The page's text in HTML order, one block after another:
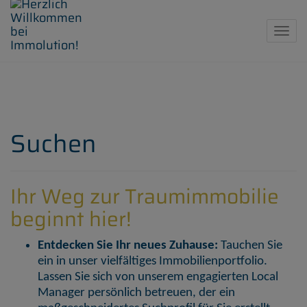
Suchen
Ihr Weg zur Traumimmobilie
beginnt hier!
Entdecken Sie Ihr neues Zuhause: Tauchen Sie
ein in unser vielfältiges Immobilienportfolio.
Lassen Sie sich von unserem engagierten Local
Manager persönlich betreuen, der ein